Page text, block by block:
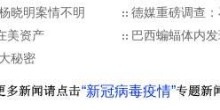
晓明案情不明
德媒重磅调查
美资产
巴西蝙蝠体内
秘密
“新冠病毒疫情”